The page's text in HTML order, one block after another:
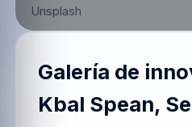
Unsplash
Galería de
Kbal Spean,